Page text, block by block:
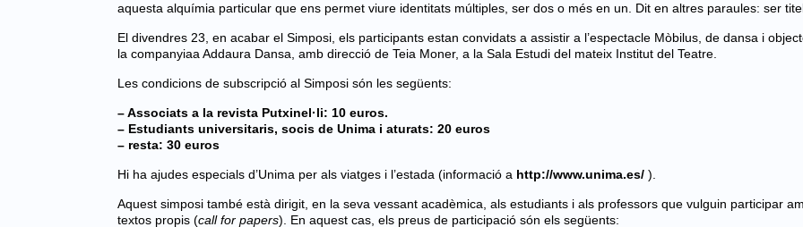
aquesta alquímia particular que ens permet viure identitats múltiples, ser dos o més en un. Dit en altres paraules: ser
El divendres 23, en acabar el Simposi, els participants estan convidats a assistir a l’espectacle Mòbilus, de dansa i
la companyiaa Addaura Dansa, amb direcció de Teia Moner, a la Sala Estudi del mateix Institut del Teatre.
Les condicions de subscripció al Simposi són les següents:
– Associats a la revista Putxinel·li: 10 euros.
– Estudiants universitaris, socis de Unima i aturats: 20 euros
– resta: 30 euros
Hi ha ajudes especials d’Unima per als viatges i l’estada (informació a http://www.unima.es/ ).
Aquest simposi també està dirigit, en la seva vessant acadèmica, als estudiants i als professors que vulguin participar
textos propis (call for papers). En aquest cas, els preus de participació són els següents: